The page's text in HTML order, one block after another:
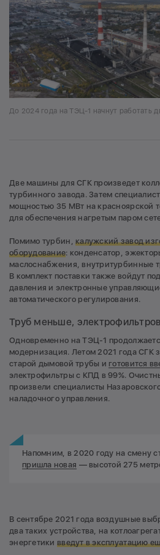
До 2024 года на ТЭЦ-1 начнут работать
Две машины для СГК произведет
турбинного завода. Затем
мощностью 35 МВт на красноярской
для обеспечения нагретым паром
Помимо турбин,калужский завод
оборудование: конденсатор,
маслоснабжения, внутритурбинные
В комплект поставки также войдут
давления и электронные
автоматического регулирования.
Труб меньше,
Одновременно на ТЭЦ-1
модернизация. Летом 2021 года СГК
старой дымовой трубы и готовится
электрофильтры с КПД в 99%.
произвели специалисты
наладочного управления.
Напомним, в 2020 году на смену
пришла новая — высотой 275
В сентябре 2021 года воздушные
два таких устройства, на
энергетики введут в эксплуатацию